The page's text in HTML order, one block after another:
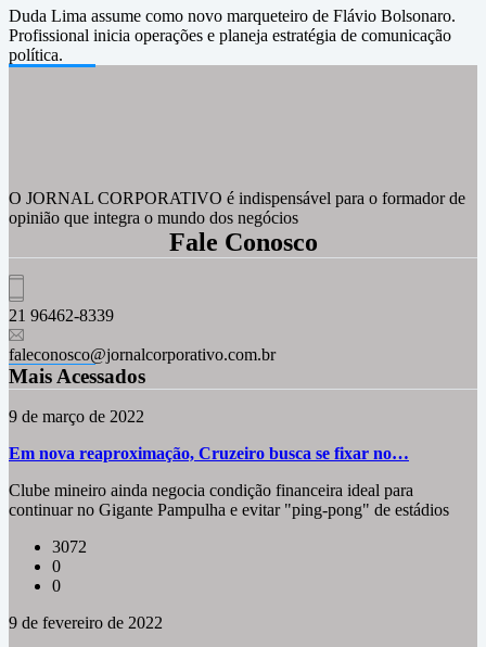
Duda Lima assume como novo marqueteiro de Flávio Bolsonaro.
Profissional inicia operações e planeja estratégia de comunicação
política.
O JORNAL CORPORATIVO é indispensável para o formador de
opinião que integra o mundo dos negócios
Fale Conosco
21 96462-8339
faleconosco@jornalcorporativo.com.br
Mais Acessados
9 de março de 2022
Em nova reaproximação, Cruzeiro busca se fixar no…
Clube mineiro ainda negocia condição financeira ideal para
continuar no Gigante Pampulha e evitar "ping-pong" de estádios
3072
0
0
9 de fevereiro de 2022